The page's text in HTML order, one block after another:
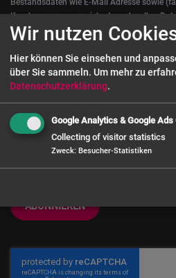
Bestandsdaten wie E-Mail Adresse sowie
Kundengruppe gespeichert werden. Ihre
Ihrer Einwilligung gemäß Art. 6 Abs. 1 a)
Info
ABONNIEREN
Wir nutzen
Hier können Sie einsehen und
über Sie sammeln. Um mehr zu
Datenschutzerklärung.
Google Analytics & Google
Collecting of visitor statistics
Zweck: Besucher-Statistiken